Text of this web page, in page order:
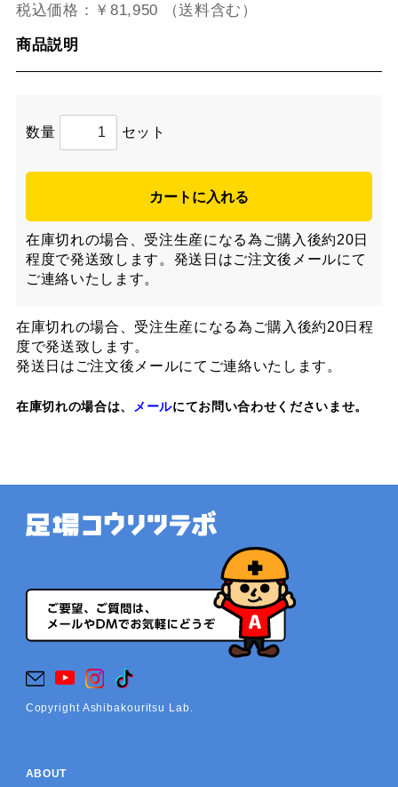
税込価格： ￥81,950 （送料含む）
商品説明
数量 セット
カートに入れる
在庫切れの場合、受注生産になる為ご購入後約20日
程度で発送致します。発送日はご注文後メールにて
ご連絡いたします。
在庫切れの場合、受注生産になる為ご購入後約20日程
度で発送致します。
発送日はご注文後メールにてご連絡いたします。
在庫切れの場合は、 メールにてお問い合わせくださいませ。
Copyright Ashibakouritsu Lab.
ABOUT